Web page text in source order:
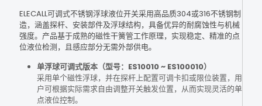
ELECALL可调式不锈钢浮球液位开关采用高品质304或316不锈钢制
造，涵盖探杆、安装部件及浮球结构，具备优异的耐腐蚀性与机械
强度。产品基于成熟的磁性干簧管工作原理，实现稳定、精准的点
位液位检测，且感应部分无需外部供电。
单浮球可调式版本（型号：ES10010 ~ ES100010）
采用单个磁性浮球，并在探杆上配置可调卡扣或限位装置，用
户可根据实际需求自由调整开关触发位置，从而实现灵活的单
点液位控制。